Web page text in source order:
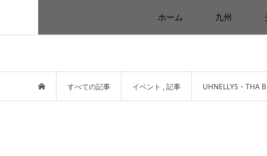
ホーム 九州
すべての記事 イベント ,記事 UHNELLYS・THA